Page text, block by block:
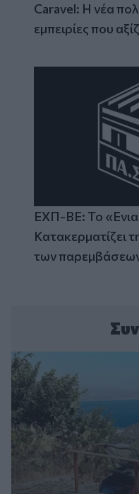
Caravel: Η νέα
εμπειρίες που
ΕΧΠ-ΒΕ: Το
Κατακερματίζει
των